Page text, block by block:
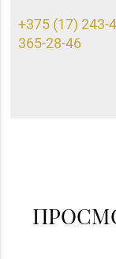
+375 (17) 243-
365-28-46
8 (01562) 6-
06